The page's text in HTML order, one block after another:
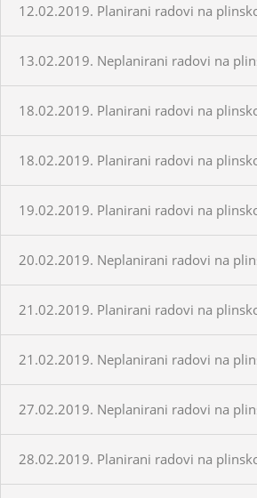
12.02.2019. Planirani radovi na
13.02.2019. Neplanirani radovi na
18.02.2019. Planirani radovi na
18.02.2019. Planirani radovi na
19.02.2019. Planirani radovi na
20.02.2019. Neplanirani radovi na
21.02.2019. Planirani radovi na
21.02.2019. Neplanirani radovi na
27.02.2019. Neplanirani radovi na
28.02.2019. Planirani radovi na